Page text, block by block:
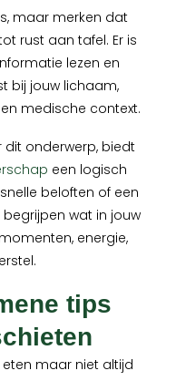
maar merken dat
rust aan tafel. Er is
lezen en
bij jouw lichaam,
medische context.
dit onderwerp, biedt
een logisch
beloften of een
wat in jouw
energie,
tips
maar niet altijd